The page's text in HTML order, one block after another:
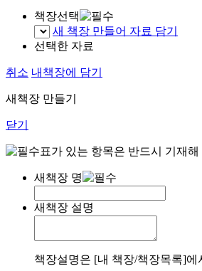
책장선택
새 책장 만들어 자료 담기
선택한 자료
취소 내책장에 담기
새책장 만들기
닫기
표가 있는 항목은 반드시 기재
새책장 명
새책장 설명
책장설명은 [내 책장/책장목록]에